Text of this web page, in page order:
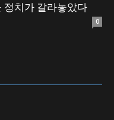
정치가 갈라놓았다
0